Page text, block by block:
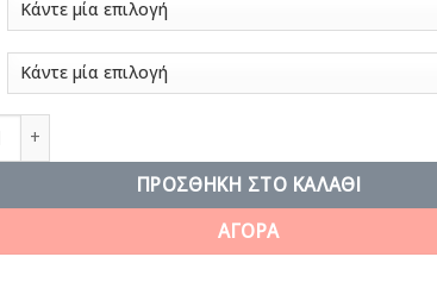
to Enlightenment ποσότητα
ΠΡΟΣΘΉΚΗ ΣΤΟ ΚΑΛΆΘΙ
ΑΓΟΡΑ